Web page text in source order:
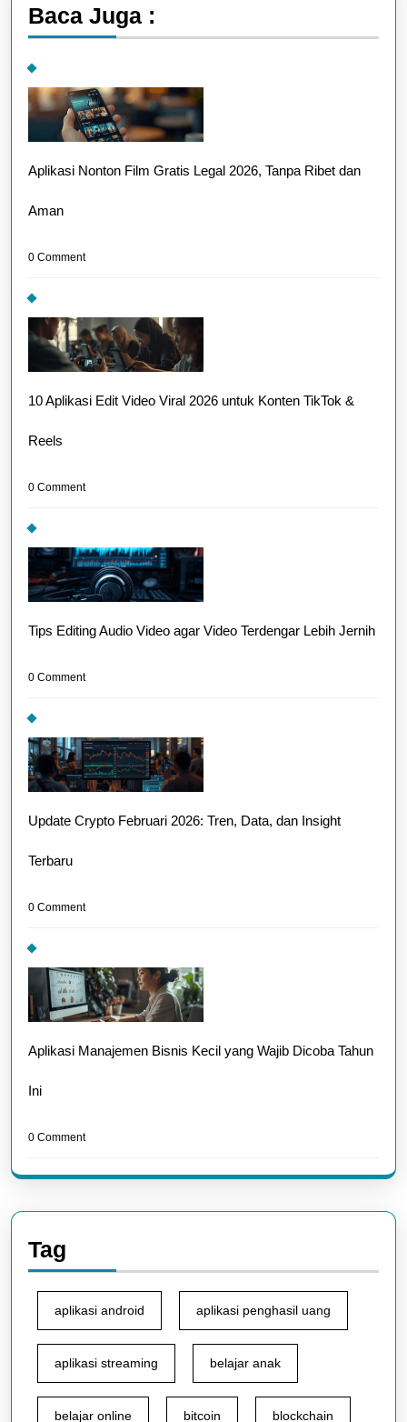
Baca Juga :
Aplikasi Nonton Film Gratis Legal 2026, Tanpa Ribet dan
Aman
0 Comment
10 Aplikasi Edit Video Viral 2026 untuk Konten TikTok &
Reels
0 Comment
Tips Editing Audio Video agar Video Terdengar Lebih Jernih
0 Comment
Update Crypto Februari 2026: Tren, Data, dan Insight
Terbaru
0 Comment
Aplikasi Manajemen Bisnis Kecil yang Wajib Dicoba Tahun
Ini
0 Comment
Tag
aplikasi android aplikasi penghasil uang
aplikasi streaming belajar anak
belajar online bitcoin blockchain